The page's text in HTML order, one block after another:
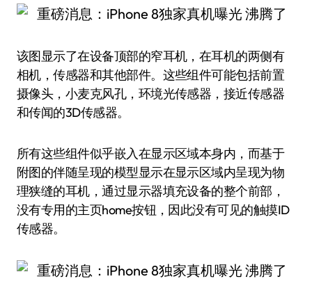
该图显示了在设备顶部的窄耳机，在耳机的两侧有
相机，传感器和其他部件。这些组件可能包括前置
摄像头，小麦克风孔，环境光传感器，接近传感器
和传闻的3D传感器。
所有这些组件似乎嵌入在显示区域本身内，而基于
附图的伴随呈现的模型显示在显示区域内呈现为物
理狭缝的耳机，通过显示器填充设备的整个前部，
没有专用的主页home按钮，因此没有可见的触摸ID
传感器。